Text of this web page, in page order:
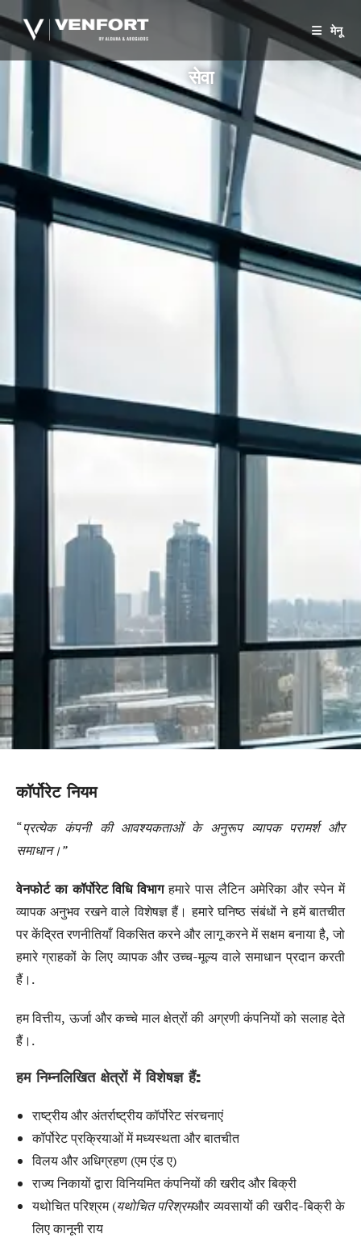
मेनू
सेवा
कॉर्पोरेट नियम
“प्रत्येक कंपनी की आवश्यकताओं के अनुरूप व्यापक परामर्श और
समाधान।”
वेनफोर्ट का कॉर्पोरेट विधि विभागहमारे पास लैटिन अमेरिका और स्पेन में
व्यापक अनुभव रखने वाले विशेषज्ञ हैं। हमारे घनिष्ठ संबंधों ने हमें बातचीत
पर केंद्रित रणनीतियाँ विकसित करने और लागू करने में सक्षम बनाया है, जो
हमारे ग्राहकों के लिए व्यापक और उच्च-मूल्य वाले समाधान प्रदान करती
हैं।.
हम वित्तीय, ऊर्जा और कच्चे माल क्षेत्रों की अग्रणी कंपनियों को सलाह देते
हैं।.
हम निम्नलिखित क्षेत्रों में विशेषज्ञ हैं:
राष्ट्रीय और अंतर्राष्ट्रीय कॉर्पोरेट संरचनाएं
कॉर्पोरेट प्रक्रियाओं में मध्यस्थता और बातचीत
विलय और अधिग्रहण (एम एंड ए)
राज्य निकायों द्वारा विनियमित कंपनियों की खरीद और बिक्री
यथोचित परिश्रम (यथोचित परिश्रमऔर व्यवसायों की खरीद-बिक्री के
लिए कानूनी राय